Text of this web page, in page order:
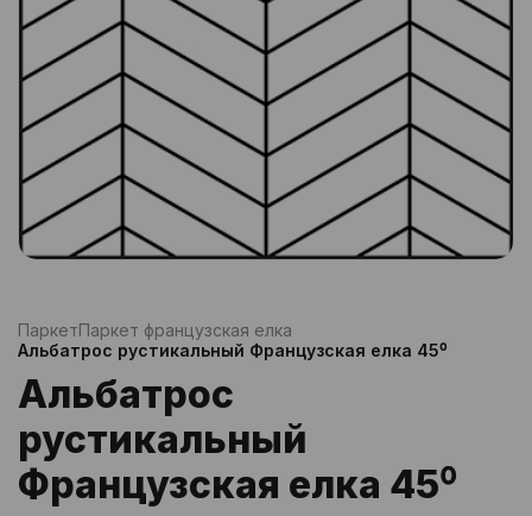
ПаркетПаркет французская елка
Альбатрос рустикальный Французская елка 45⁰
Альбатрос
рустикальный
Французская елка 45⁰